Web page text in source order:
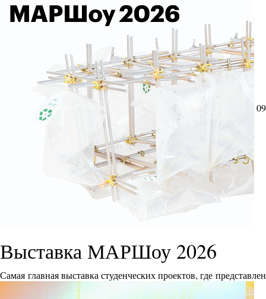
Выставка МАРШоу 2026
Самая главная выставка студенческих проектов, где